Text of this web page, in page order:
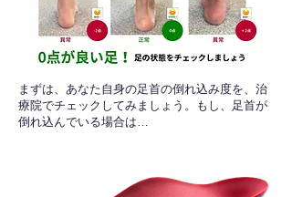
​まずは、あなた自身の足首の倒れ込み度を、治
療院でチェックしてみましょう。もし、足首が
倒れ込んでいる場合は…